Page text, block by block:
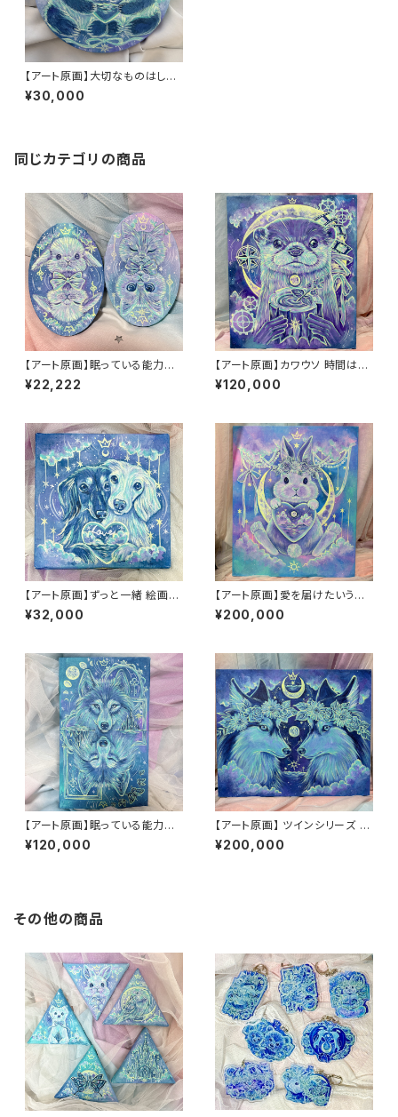
【アート原画】大切なものはしっ
かりと抱えていようね パンダ
¥30,000
同じカテゴリの商品
【アート原画】眠っている能力を
呼び起こす うさぎ ねこ １点
物 手描き アクリル画
¥22,222
【アート原画】カワウソ 時間はい
のち 1点もの アクリル画
¥120,000
【アート原画】ずっと一緒 絵画
¥32,000
【アート原画】愛を届けたいうさ
ぎ 1点もの アクリル画
¥200,000
【アート原画】眠っている能力を
呼び起こす オオカミ 1点もの ア
クリル画
¥120,000
【アート原画】 ツインシリーズ ハ
スキー 1点もの アクリル画
¥200,000
その他の商品